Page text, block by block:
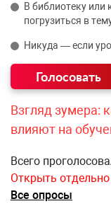
В библиотеку
погрузиться в
Никуда — если
Взгляд зумера:
влияют на
Всего
Открыть отдельно
Все опросы